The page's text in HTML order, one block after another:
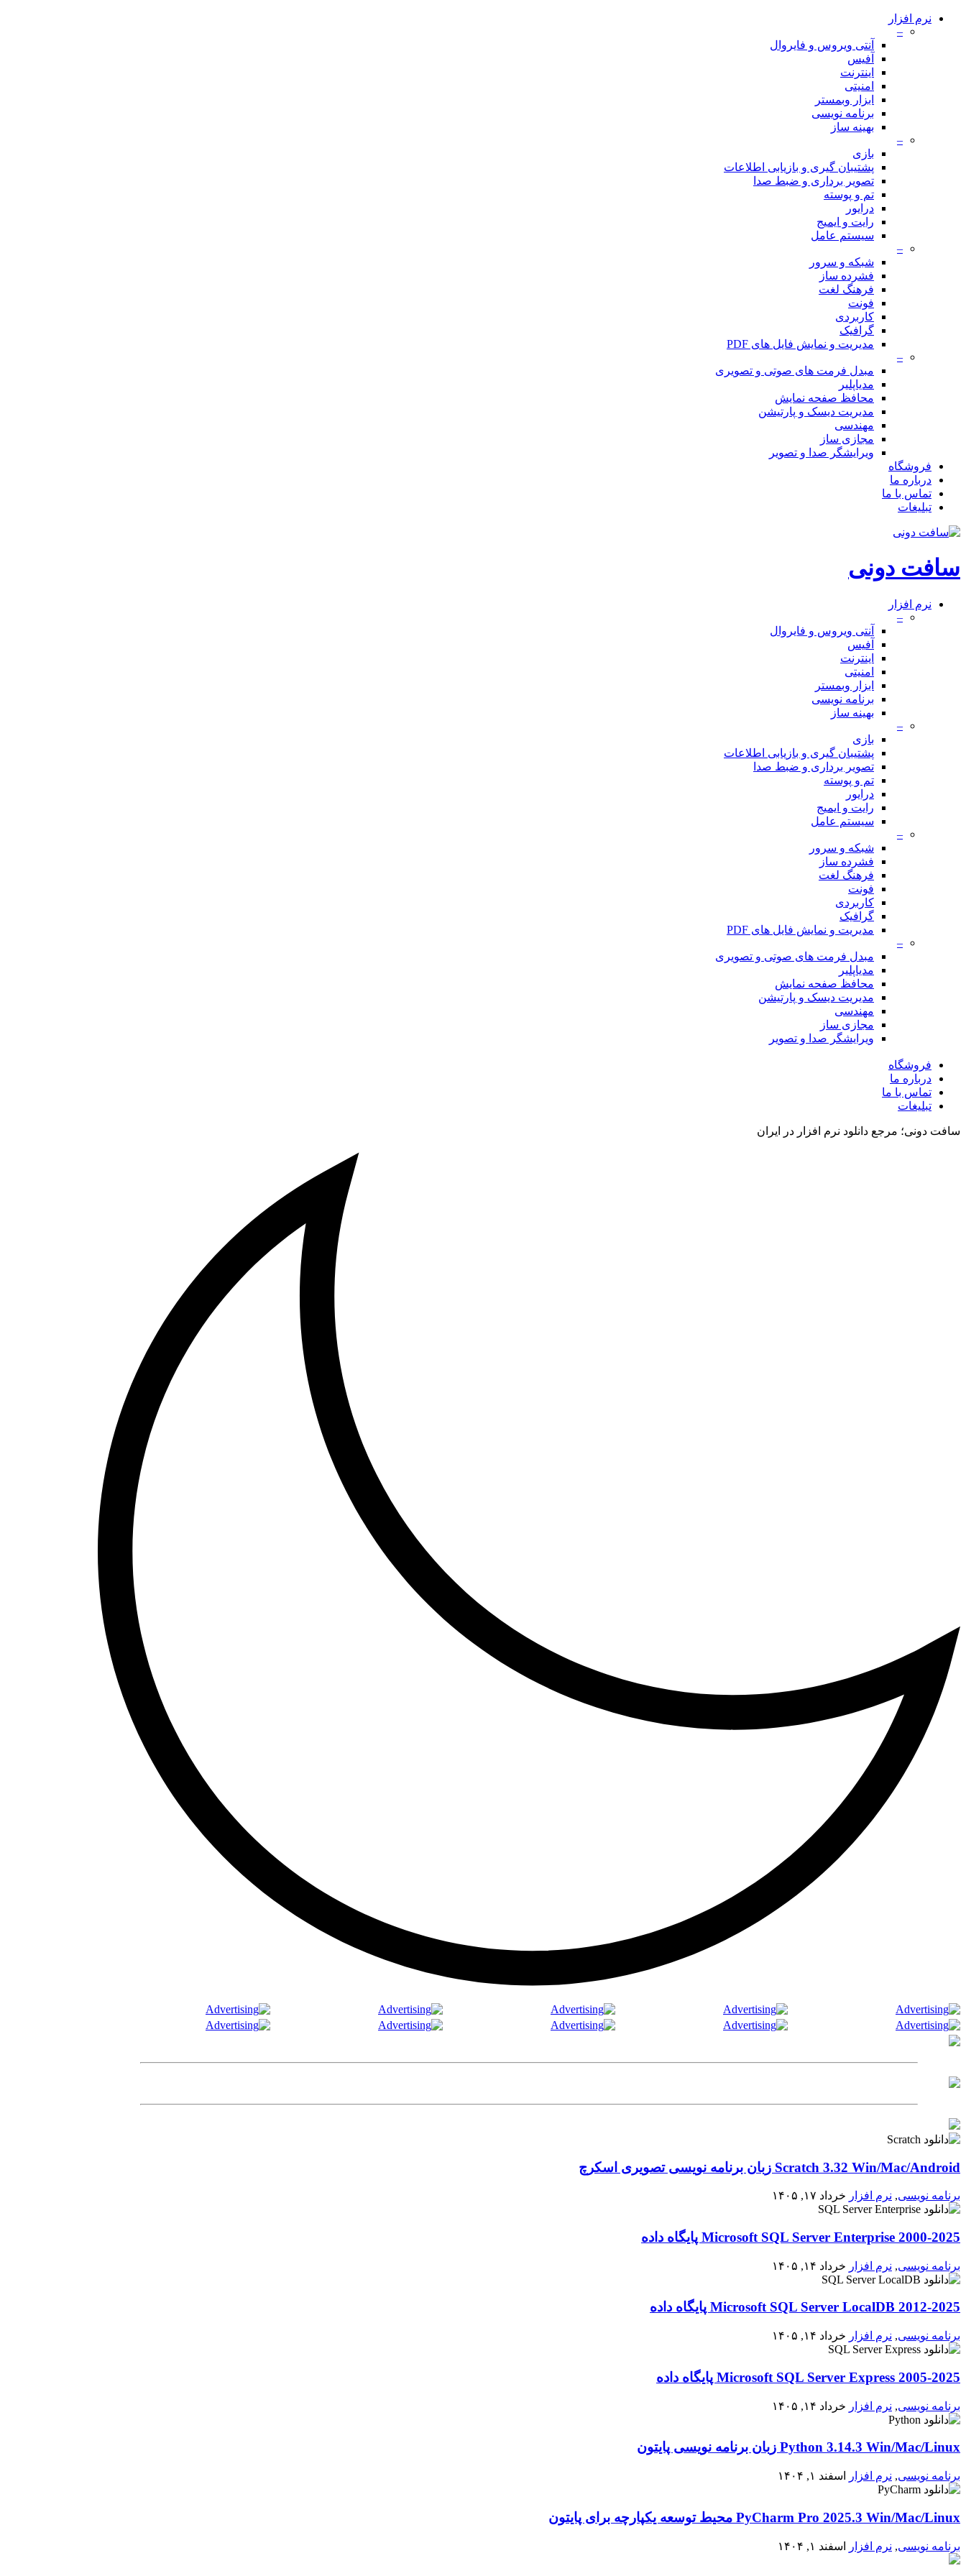
نرم افزار
–
آنتی ویروس و فایروال
آفیس
اینترنت
امنیتی
ابزار وبمستر
برنامه نویسی
بهینه ساز
–
بازی
پشتیبان گیری و بازیابی اطلاعات
تصویر برداری و ضبط صدا
تم و پوسته
درایور
رایت و ایمیج
سیستم عامل
–
شبکه و سرور
فشرده ساز
فرهنگ لغت
فونت
کاربردی
گرافیک
مدیریت و نمایش فایل های PDF
–
مبدل فرمت های صوتی و تصویری
مدیاپلیر
محافظ صفحه نمایش
مدیریت دیسک و پارتیشن
مهندسی
مجازی ساز
ویرایشگر صدا و تصویر
فروشگاه
درباره ما
تماس با ما
تبلیغات
سافت دونی
نرم افزار
–
آنتی ویروس و فایروال
آفیس
اینترنت
امنیتی
ابزار وبمستر
برنامه نویسی
بهینه ساز
–
بازی
پشتیبان گیری و بازیابی اطلاعات
تصویر برداری و ضبط صدا
تم و پوسته
درایور
رایت و ایمیج
سیستم عامل
–
شبکه و سرور
فشرده ساز
فرهنگ لغت
فونت
کاربردی
گرافیک
مدیریت و نمایش فایل های PDF
–
مبدل فرمت های صوتی و تصویری
مدیاپلیر
محافظ صفحه نمایش
مدیریت دیسک و پارتیشن
مهندسی
مجازی ساز
ویرایشگر صدا و تصویر
فروشگاه
درباره ما
تماس با ما
تبلیغات
سافت دونی؛ مرجع دانلود نرم افزار در ایران
Scratch 3.32 Win/Mac/Android زبان برنامه نویسی تصویری اسکرچ
برنامه نویسی, نرم افزار خرداد ۱۷, ۱۴۰۵
2000-2025 Microsoft SQL Server Enterprise پایگاه داده
برنامه نویسی, نرم افزار خرداد ۱۴, ۱۴۰۵
2012-2025 Microsoft SQL Server LocalDB پایگاه داده
برنامه نویسی, نرم افزار خرداد ۱۴, ۱۴۰۵
2005-2025 Microsoft SQL Server Express پایگاه داده
برنامه نویسی, نرم افزار خرداد ۱۴, ۱۴۰۵
Python 3.14.3 Win/Mac/Linux زبان برنامه نویسی پایتون
برنامه نویسی, نرم افزار اسفند ۱, ۱۴۰۴
PyCharm Pro 2025.3 Win/Mac/Linux محیط توسعه یکپارچه برای پایتون
برنامه نویسی, نرم افزار اسفند ۱, ۱۴۰۴